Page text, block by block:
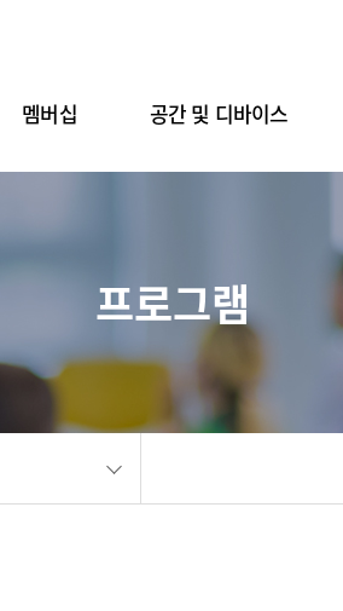
멤버십 공간 및 디바이스
프로그램